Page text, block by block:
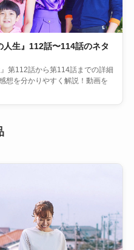
生』112話〜114話のネタ
第112話から第114話までの詳細
想を分かりやすく解説！動画を